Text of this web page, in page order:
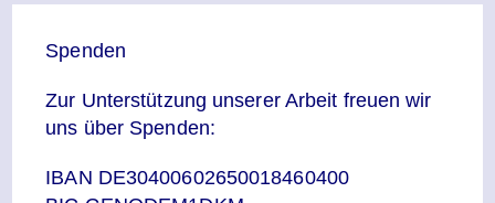
Spenden
Zur Unterstützung unserer Arbeit freuen wir
uns über Spenden:
IBAN DE30400602650018460400